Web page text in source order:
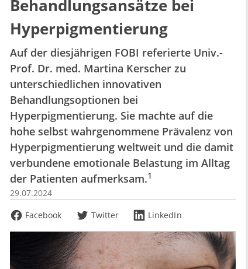
Behandlungsansätze bei
Hyperpigmentierung
Auf der diesjährigen FOBI referierte Univ.-
Prof. Dr. med. Martina Kerscher zu
unterschiedlichen innovativen
Behandlungsoptionen bei
Hyperpigmentierung. Sie machte auf die
hohe selbst wahrgenommene Prävalenz von
Hyperpigmentierung weltweit und die damit
verbundene emotionale Belastung im Alltag
der Patienten aufmerksam.1
29.07.2024
Facebook
Twitter LinkedIn